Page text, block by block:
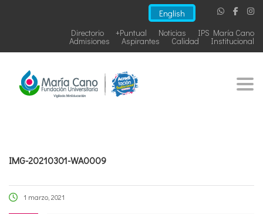
English
IPS María Cano
Noticias
+Puntual
Directorio
Institucional
Calidad
Aspirantes
Admisiones
IMG-20210301-WA0009
1 marzo, 2021